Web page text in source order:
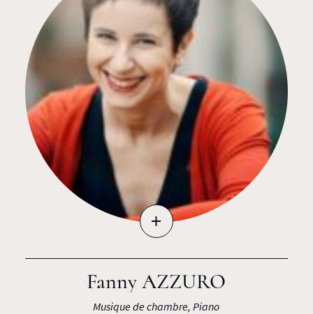
+
Fanny AZZURO
Musique de chambre, Piano